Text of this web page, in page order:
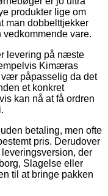
produkter lige om
man dobbelttjekker
vare.
levering på næste
Kimæras
påpasselig da det
et konkret
kan nå at få ordren
betaling, men ofte
pris. Derudover
der
Slagelse eller
til at bringe pakken